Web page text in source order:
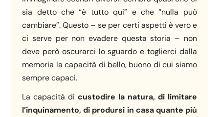
sia detto che “è tutto qui” e che “nulla può
cambiare”. Questo – se per certi aspetti è vero e
ci serve per non evadere questa storia – non
deve però oscurarci lo sguardo e toglierci dalla
memoria la capacità di bello, buono di cui siamo
sempre capaci.
La capacità di custodire la natura, di limitare
l’inquinamento, di prodursi in casa quante più